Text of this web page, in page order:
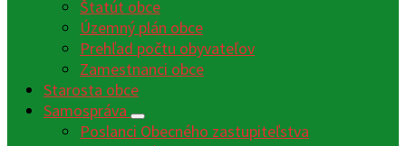
Štatút obce
Územný plán obce
Prehľad počtu obyvateľov
Zamestnanci obce
Starosta obce
Samospráva
Poslanci Obecného zastupiteľstva